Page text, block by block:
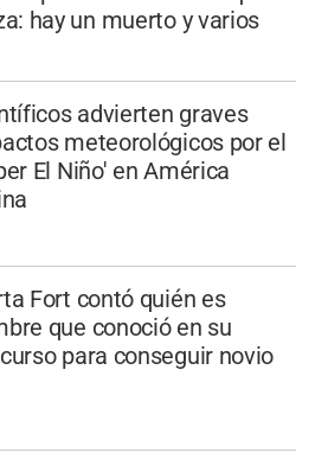
hay un muerto y varios
advierten graves
meteorológicos por el
El Niño' en América
Fort contó quién es
que conoció en su
para conseguir novio